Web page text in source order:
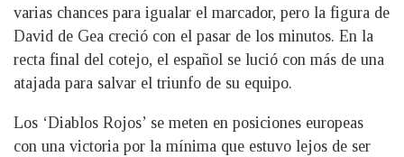
varias chances para igualar el marcador, pero la figura de
David de Gea creció con el pasar de los minutos. En la
recta final del cotejo, el español se lució con más de una
atajada para salvar el triunfo de su equipo.
Los ‘Diablos Rojos’ se meten en posiciones europeas
con una victoria por la mínima que estuvo lejos de ser